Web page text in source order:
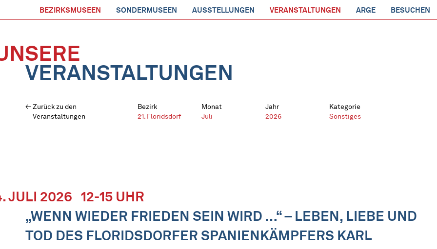
BEZIRKSMUSEEN SONDERMUSEEN AUSSTELLUNGEN VERANSTALTUNGEN ARGE BESUCHEN
VERANSTALTUNGEN
Zurück zu den
Veranstaltungen
Bezirk
21. Floridsdorf
Monat
Juli
Jahr
2026
Kategorie
Sonstiges
JULI 2026 12-15 UHR
„WENN WIEDER FRIEDEN SEIN WIRD …“ – LEBEN, LIEBE UND
TOD DES FLORIDSDORFER SPANIENKÄMPFERS KARL